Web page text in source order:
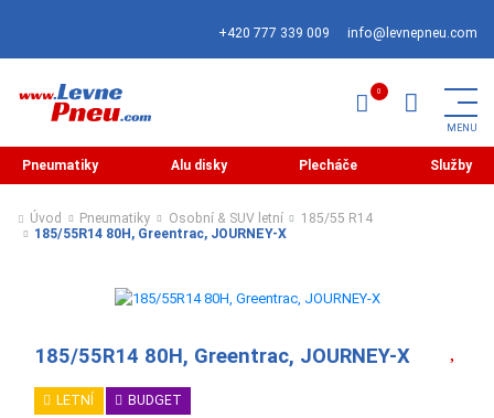
+420 777 339 009 info@levnepneu.com
Pneumatiky Alu disky Plecháče Služby
Úvod Pneumatiky Osobní & SUV letní
185/55 R14
185/55R14 80H, Greentrac, JOURNEY-X
185/55R14 80H, Greentrac, JOURNEY-X
LETNÍ BUDGET